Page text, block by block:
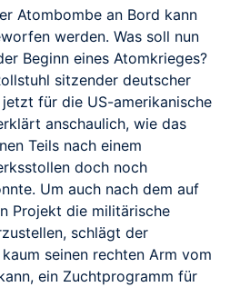
Atombombe an Bord kann
werden. Was soll nun
Beginn eines Atomkrieges?
sitzender deutscher
für die US-amerikanische
anschaulich, wie das
Teils nach einem
doch noch
Um auch nach dem auf
Projekt die militärische
schlägt der
seinen rechten Arm vom
ein Zuchtprogramm für